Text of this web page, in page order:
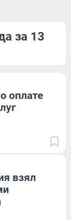
за 13
оплате
взял